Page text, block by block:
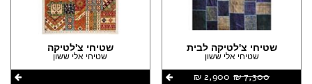
שטיחי צ'לטיקה לבית
שטיחי אלי ששון
7,300 ‏₪
2,900 ‏₪
שטיחי צ'לטיקה
שטיחי אלי ששון